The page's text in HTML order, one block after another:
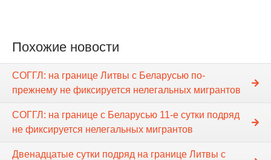
Похожие новости
СОГГЛ: на границе Литвы с Беларусью по-
прежнему не фиксируется нелегальных мигрантов
СОГГЛ: на границе с Беларусью 11-е сутки подряд
не фиксируется нелегальных мигрантов
Двенадцатые сутки подряд на границе Литвы с